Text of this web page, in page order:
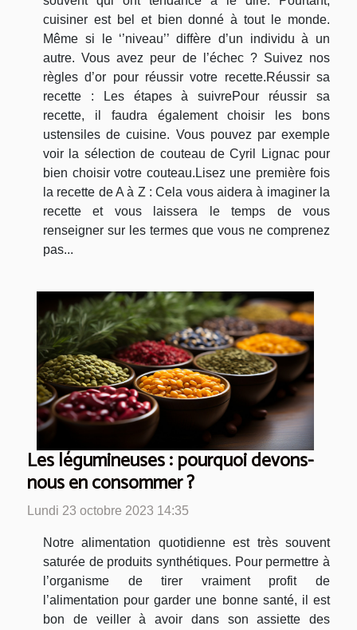
cuisiner est bel et bien donné à tout le monde.
Même si le ‘’niveau’’ diffère d’un individu à un
autre. Vous avez peur de l’échec ? Suivez nos
règles d’or pour réussir votre recette.Réussir sa
recette : Les étapes à suivrePour réussir sa
recette, il faudra également choisir les bons
ustensiles de cuisine. Vous pouvez par exemple
voir la sélection de couteau de Cyril Lignac pour
bien choisir votre couteau.Lisez une première fois
la recette de A à Z : Cela vous aidera à imaginer la
recette et vous laissera le temps de vous
renseigner sur les termes que vous ne comprenez
pas...
Les légumineuses : pourquoi devons-
nous en consommer ?
Lundi 23 octobre 2023 14:35
Notre alimentation quotidienne est très souvent
saturée de produits synthétiques. Pour permettre à
l’organisme de tirer vraiment profit de
l’alimentation pour garder une bonne santé, il est
bon de veiller à avoir dans son assiette des